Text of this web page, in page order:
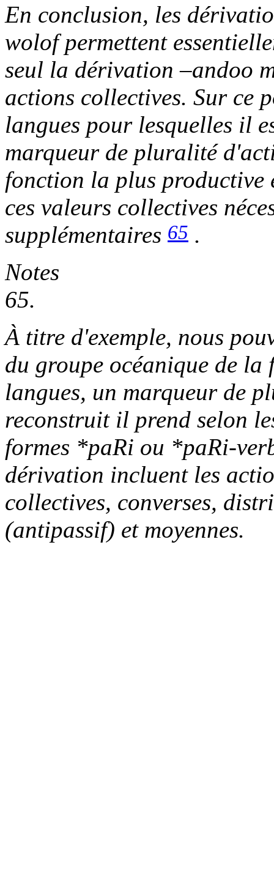
En conclusion, les
wolof permettent
seul la dérivation–andoo
actions collectives. Sur ce
langues pour lesquelles il
marqueur de pluralité
fonction la plus productive
ces valeurs collectives
supplémentaires 65 .
Notes
65.
À titre d'exemple, nous
du groupe océanique de la
langues, un marqueur de
reconstruit il prend selon
formes *paRi ou *paRi-
dérivation incluent les
collectives, converses,
(antipassif) et moyennes.